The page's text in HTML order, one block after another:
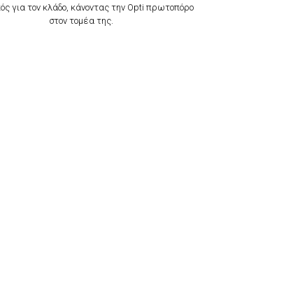
για τον κλάδο, κάνοντας την Οpti πρωτοπόρο
στον τομέα της.